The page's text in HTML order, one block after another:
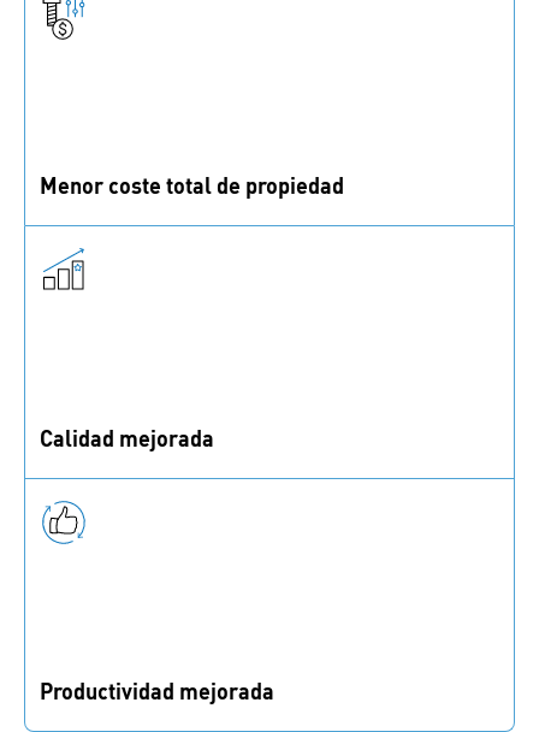
Menor coste total de propiedad
Calidad mejorada
fallos.
Productividad mejorada